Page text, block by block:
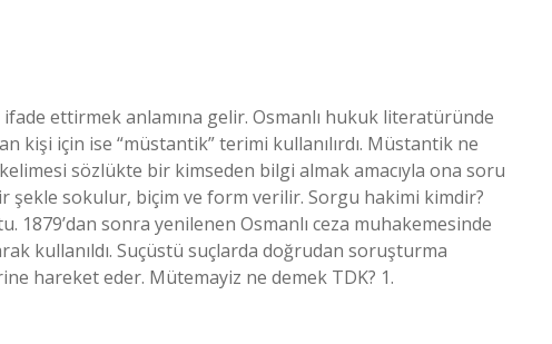
ettirmek anlamına gelir. Osmanlı hukuk literatüründe
kişi için ise “müstantik” terimi kullanılırdı. Müstantik ne
sözlükte bir kimseden bilgi almak amacıyla ona soru
şekle sokulur, biçim ve form verilir. Sorgu hakimi kimdir?
1879’dan sonra yenilenen Osmanlı ceza muhakemesinde
kullanıldı. Suçüstü suçlarda doğrudan soruşturma
hareket eder. Mütemayiz ne demek TDK? 1.